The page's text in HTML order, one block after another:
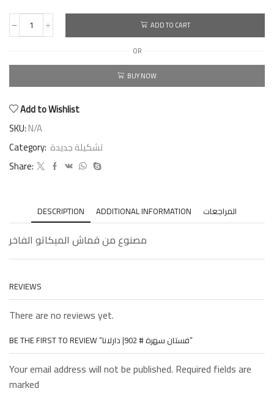
ADD TO CART
OR
BUY NOW
Add to Wishlist
SKU:N/A
Category: تشكيلة جديدة
Share:
DESCRIPTION ADDITIONAL INFORMATION المراجعات
مصنوع من قماش الميكاتو الفاخر
REVIEWS
There are no reviews yet.
BE THE FIRST TO REVIEW “فستان سهرة # 902| دارلانا”
Your email address will not be published. Required fields are
marked